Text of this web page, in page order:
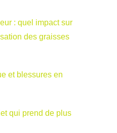
: quel impact sur
des graisses
et blessures en
qui prend de plus